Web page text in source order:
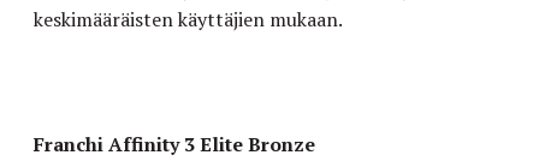
keskimääräisten käyttäjien mukaan.
Franchi Affinity 3 Elite Bronze